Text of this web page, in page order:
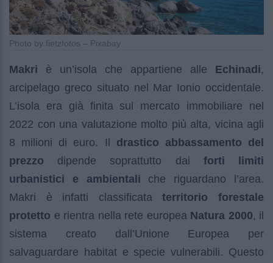
Photo by fietzfotos – Pixabay
Makri è un’isola che appartiene alle Echinadi,
arcipelago greco situato nel Mar Ionio occidentale.
L’isola era già finita sul mercato immobiliare nel
2022 con una valutazione molto più alta, vicina agli
8 milioni di euro. Il drastico abbassamento del
prezzo dipende soprattutto dai forti limiti
urbanistici e ambientali che riguardano l’area.
Makri è infatti classificataterritorio forestale
protetto e rientra nella rete europea Natura 2000, il
sistema creato dall’Unione Europea per
salvaguardare habitat e specie vulnerabili. Questo